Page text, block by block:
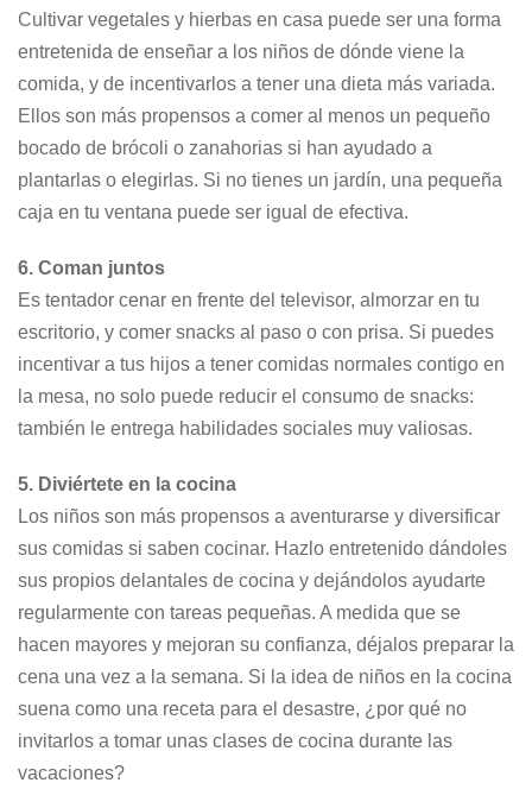
Cultivar vegetales y hierbas en casa puede ser una forma
entretenida de enseñar a los niños de dónde viene la
comida, y de incentivarlos a tener una dieta más variada.
Ellos son más propensos a comer al menos un pequeño
bocado de brócoli o zanahorias si han ayudado a
plantarlas o elegirlas. Si no tienes un jardín, una pequeña
caja en tu ventana puede ser igual de efectiva.
6. Coman juntos
Es tentador cenar en frente del televisor, almorzar en tu
escritorio, y comer snacks al paso o con prisa. Si puedes
incentivar a tus hijos a tener comidas normales contigo en
la mesa, no solo puede reducir el consumo de snacks:
también le entrega habilidades sociales muy valiosas.
5. Diviértete en la cocina
Los niños son más propensos a aventurarse y diversificar
sus comidas si saben cocinar. Hazlo entretenido dándoles
sus propios delantales de cocina y dejándolos ayudarte
regularmente con tareas pequeñas. A medida que se
hacen mayores y mejoran su confianza, déjalos preparar la
cena una vez a la semana. Si la idea de niños en la cocina
suena como una receta para el desastre, ¿por qué no
invitarlos a tomar unas clases de cocina durante las
vacaciones?